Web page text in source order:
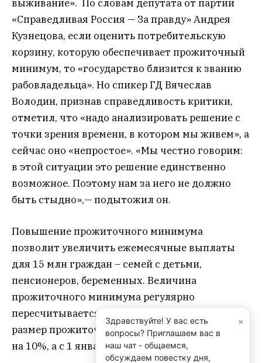
выживание». По словам депутата от партии
«Справедливая Россия — За правду» Андрея
Кузнецова, если оценить потребительскую
корзину, которую обеспечивает прожиточный
минимум, то «государство близится к званию
рабовладельца». Но спикер ГД Вячеслав
Володин, признав справедливость критики,
отметил, что «надо анализировать решение с
точки зрения времени, в котором мы живем», а
сейчас оно «непростое». «Мы честно говорим:
в этой ситуации это решение единственно
возможное. Поэтому нам за него не должно
быть стыдно»,— подытожил он.
Повышение прожиточного минимума
позволит увеличить ежемесячные выплаты
для 15 млн граждан – семей с детьми,
пенсионеров, беременных. Величина
прожиточного минимума регулярно
пересчитывается – так, в июне 2022 года
размер прожиточного минимума был увеличен
на 10%, а с 1 января 2023 года – на 3,3%.
×
Здравствуйте! У вас есть
вопросы? Приглашаем вас в
наш чат - общаемся,
обсуждаем повестку дня,